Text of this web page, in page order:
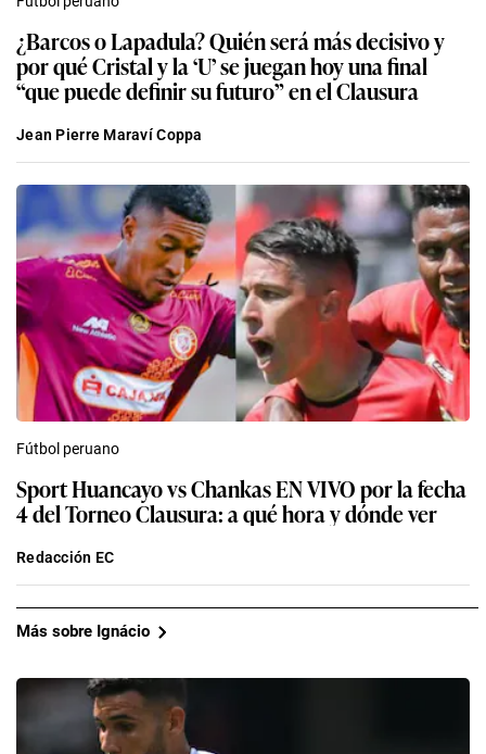
¿Barcos o Lapadula? Quién será más decisivo y
por qué Cristal y la ‘U’ se juegan hoy una final
“que puede definir su futuro” en el Clausura
Jean Pierre Maraví Coppa
Fútbol peruano
Sport Huancayo vs Chankas EN VIVO por la fecha
4 del Torneo Clausura: a qué hora y dónde ver
Redacción EC
Más sobre Ignácio